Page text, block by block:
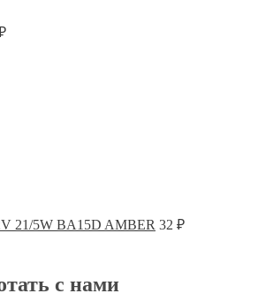
21/5W BA15D AMBER 32 ₽
с нами